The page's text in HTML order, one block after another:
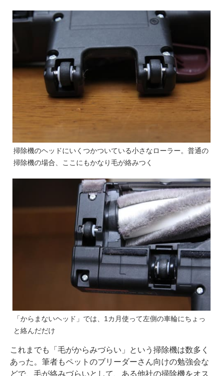
掃除機のヘッドにいくつかついている小さなローラー。普通の
掃除機の場合、ここにもかなり毛が絡みつく
「からまないヘッド」では、1カ月使って左側の車輪にちょっ
と絡んだだけ
これまでも「毛がからみづらい」という掃除機は数多く
あった。筆者もペットのブリーダーさん向けの勉強会な
どで、毛が絡みづらいとして、ある他社の掃除機をオス